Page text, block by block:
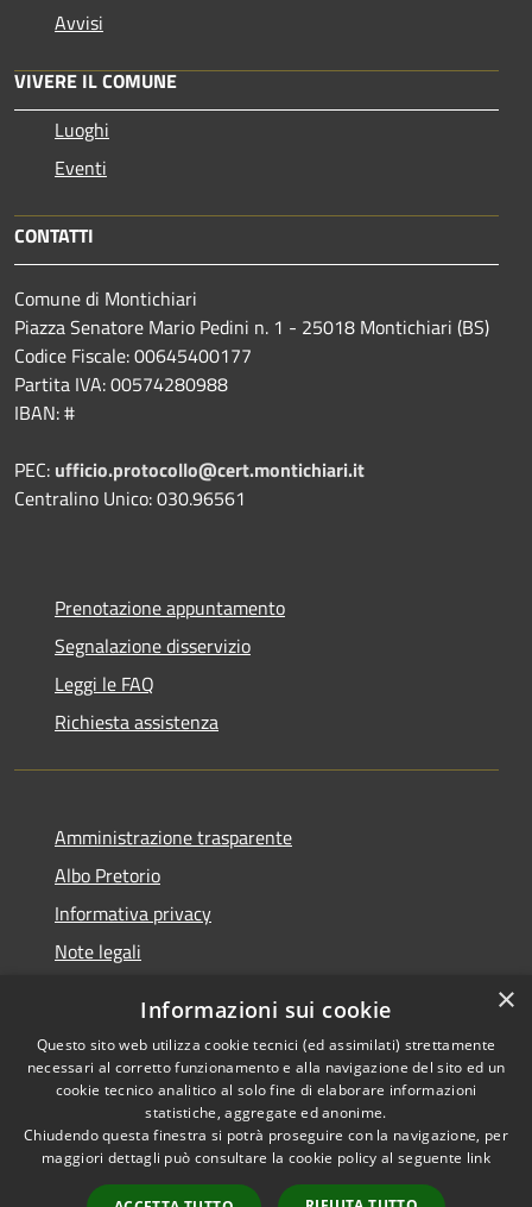
Avvisi
VIVERE IL COMUNE
Luoghi
Eventi
CONTATTI
Comune di Montichiari
Piazza Senatore Mario Pedini n. 1 - 25018 Montichiari (BS)
Codice Fiscale: 00645400177
Partita IVA: 00574280988
IBAN: #
PEC: ufficio.protocollo@cert.montichiari.it
Centralino Unico: 030.96561
Prenotazione appuntamento
Segnalazione disservizio
Leggi le FAQ
Richiesta assistenza
Amministrazione trasparente
Albo Pretorio
Informativa privacy
Note legali
Whisteblowing
RSS
Accessibilità
Copyright © 2026 • Comune di
×
Informazioni sui cookie
Questo sito web utilizza cookie tecnici (ed assimilati) strettamente
necessari al corretto funzionamento e alla navigazione del sito ed un
cookie tecnico analitico al solo fine di elaborare informazioni
statistiche, aggregate ed anonime.
Chiudendo questa finestra si potrà proseguire con la navigazione, per
maggiori dettagli può consultare la cookie policy al seguente link